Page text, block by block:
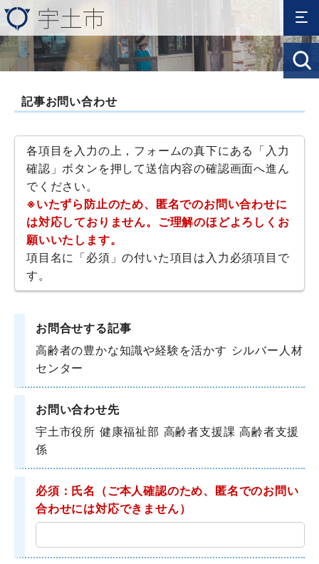
記事お問い合わせ
各項目を入力の上，フォームの真下にある「入力
確認」ボタンを押して送信内容の確認画面へ進ん
でください。
※いたずら防止のため、匿名でのお問い合わせに
は対応しておりません。ご理解のほどよろしくお
願いいたします。
項目名に「必須」の付いた項目は入力必須項目で
す。
お問合せする記事
高齢者の豊かな知識や経験を活かす シルバー人材
センター
お問い合わせ先
宇土市役所 健康福祉部 高齢者支援課 高齢者支援
係
必須：氏名
（ご本人確認のため、匿名でのお問い
合わせには対応できません）